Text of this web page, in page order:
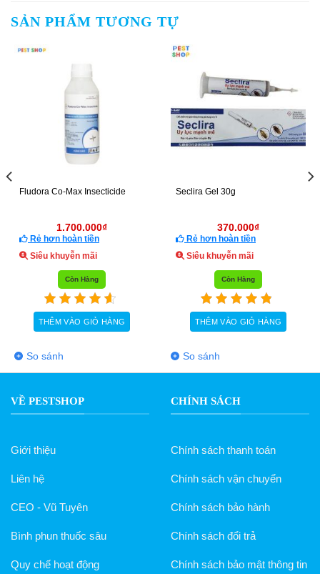
SẢN PHẨM TƯƠNG TỰ
Fludora Co-Max Insecticide
1.700.000₫
Rẻ hơn hoàn tiền
Siêu khuyễn mãi
Còn Hàng
THÊM VÀO GIỎ HÀNG
So sánh
Seclira Gel 30g
370.000₫
Rẻ hơn hoàn tiền
Siêu khuyễn mãi
Còn Hàng
THÊM VÀO GIỎ HÀNG
So sánh
VỀ PESTSHOP
Giới thiệu
Liên hệ
CEO - Vũ Tuyên
Bình phun thuốc sâu
Quy chế hoạt động
CHÍNH SÁCH
Chính sách thanh toán
Chính sách vận chuyển
Chính sách bảo hành
Chính sách đổi trả
Chính sách bảo mật thông tin